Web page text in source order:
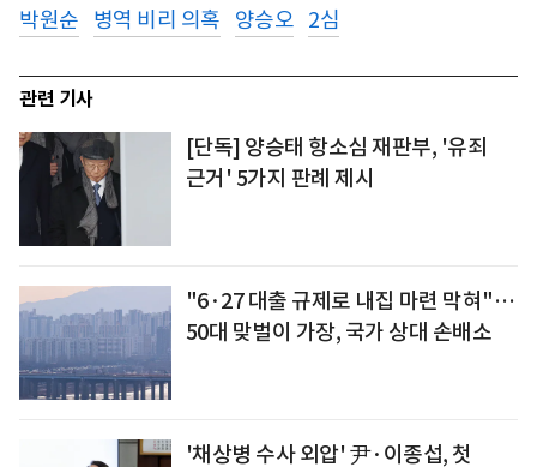
박원순 병역 비리 의혹 양승오 2심
관련 기사
[단독] 양승태 항소심 재판부, '유죄
근거' 5가지 판례 제시
"6·27 대출 규제로 내집 마련 막혀"…
50대 맞벌이 가장, 국가 상대 손배소
'채상병 수사 외압' 尹·이종섭, 첫